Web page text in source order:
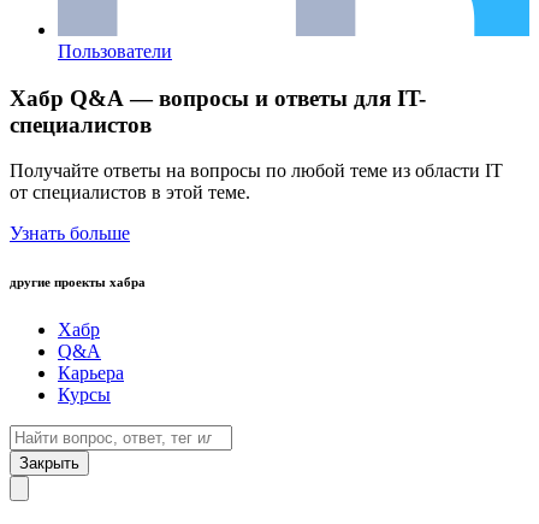
Пользователи
Хабр Q&A — вопросы и ответы для IT-
специалистов
Получайте ответы на вопросы по любой теме из области IT
от специалистов в этой теме.
Узнать больше
другие проекты хабра
Хабр
Q&A
Карьера
Курсы
Закрыть